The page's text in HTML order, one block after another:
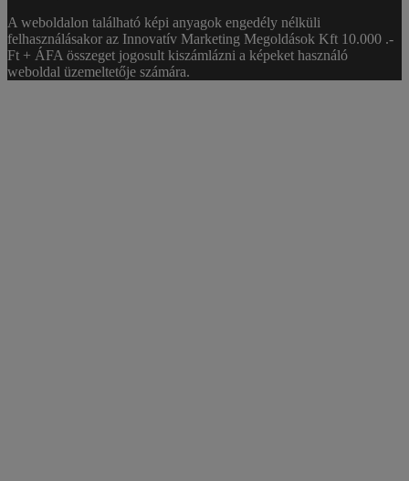
A weboldalon található képi anyagok engedély nélküli
felhasználásakor az Innovatív Marketing Megoldások Kft 10.000 .-
Ft + ÁFA összeget jogosult kiszámlázni a képeket használó
weboldal üzemeltetője számára.